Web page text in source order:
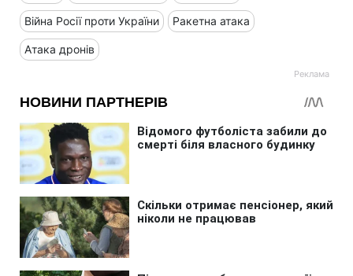
Війна Росії проти України Ракетна атака
Атака дронів